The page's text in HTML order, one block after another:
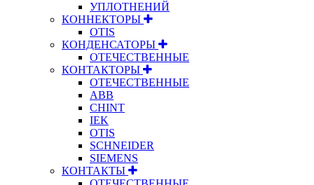
УПЛОТНЕНИЙ
КОННЕКТОРЫ
OTIS
КОНДЕНСАТОРЫ
ОТЕЧЕСТВЕННЫЕ
КОНТАКТОРЫ
ОТЕЧЕСТВЕННЫЕ
ABB
CHINT
IEK
OTIS
SCHNEIDER
SIEMENS
КОНТАКТЫ